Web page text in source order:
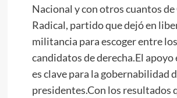
Nacional y con otros cuantos
Radical, partido que dejó en
militancia para escoger entre
candidatos de derecha.El apoyo
es clave para la gobernabilidad
presidentes.Con los resultados